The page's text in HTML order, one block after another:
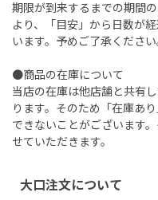
期限が到来するまでの期間
より、「目安」から日数が
います。予めご了承ください
●商品の在庫について
当店の在庫は他店舗と共有
ります。そのため「在庫あ
できないことがございます
せていただきます。
大口注文について